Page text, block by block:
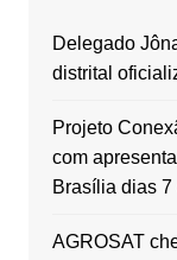
Delegado
distrital
Projeto
com
Brasília dias
AGROSAT